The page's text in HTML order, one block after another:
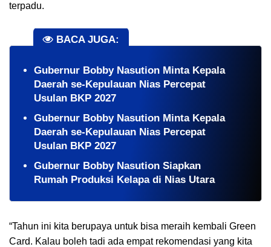
terpadu.
BACA JUGA:
Gubernur Bobby Nasution Minta Kepala
Daerah se-Kepulauan Nias Percepat
Usulan BKP 2027
Gubernur Bobby Nasution Minta Kepala
Daerah se-Kepulauan Nias Percepat
Usulan BKP 2027
Gubernur Bobby Nasution Siapkan
Rumah Produksi Kelapa di Nias Utara
“Tahun ini kita berupaya untuk bisa meraih kembali Green
Card. Kalau boleh tadi ada empat rekomendasi yang kita